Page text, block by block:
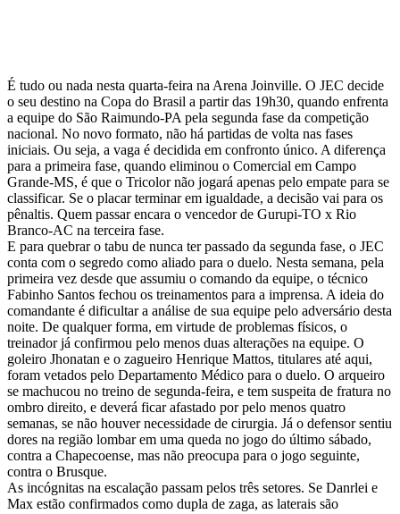
É tudo ou nada nesta quarta-feira na Arena Joinville. O JEC decide
o seu destino na Copa do Brasil a partir das 19h30, quando enfrenta
a equipe do São Raimundo-PA pela segunda fase da competição
nacional. No novo formato, não há partidas de volta nas fases
iniciais. Ou seja, a vaga é decidida em confronto único. A diferença
para a primeira fase, quando eliminou o Comercial em Campo
Grande-MS, é que o Tricolor não jogará apenas pelo empate para se
classificar. Se o placar terminar em igualdade, a decisão vai para os
pênaltis. Quem passar encara o vencedor de Gurupi-TO x Rio
Branco-AC na terceira fase.
E para quebrar o tabu de nunca ter passado da segunda fase, o JEC
conta com o segredo como aliado para o duelo. Nesta semana, pela
primeira vez desde que assumiu o comando da equipe, o técnico
Fabinho Santos fechou os treinamentos para a imprensa. A ideia do
comandante é dificultar a análise de sua equipe pelo adversário desta
noite. De qualquer forma, em virtude de problemas físicos, o
treinador já confirmou pelo menos duas alterações na equipe. O
goleiro Jhonatan e o zagueiro Henrique Mattos, titulares até aqui,
foram vetados pelo Departamento Médico para o duelo. O arqueiro
se machucou no treino de segunda-feira, e tem suspeita de fratura no
ombro direito, e deverá ficar afastado por pelo menos quatro
semanas, se não houver necessidade de cirurgia. Já o defensor sentiu
dores na região lombar em uma queda no jogo do último sábado,
contra a Chapecoense, mas não preocupa para o jogo seguinte,
contra o Brusque.
As incógnitas na escalação passam pelos três setores. Se Danrlei e
Max estão confirmados como dupla de zaga, as laterais são